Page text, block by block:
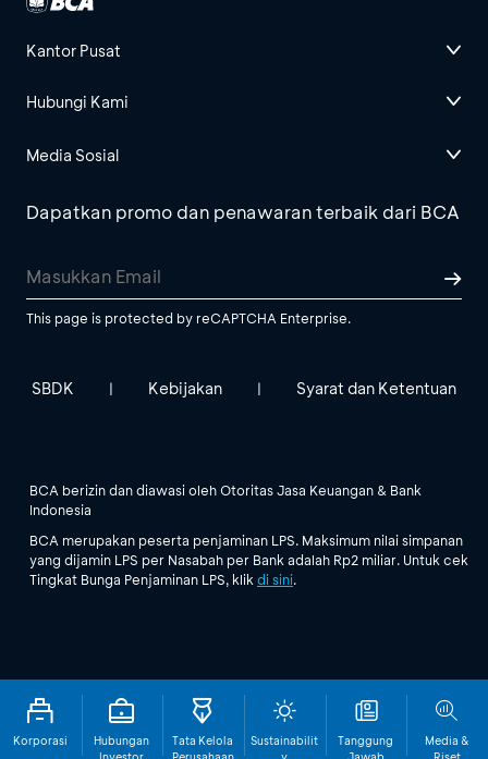
Korporasi
Hubungan
Tata Kelola
Sustainabilit
Tanggung
Media &
Kantor Pusat
Hubungi Kami
Media Sosial
Dapatkan promo dan penawaran terbaik dari BCA
This page is protected by reCAPTCHA Enterprise.
SBDK | Kebijakan | Syarat dan Ketentuan
BCA berizin dan diawasi oleh Otoritas Jasa Keuangan & Bank
Indonesia
BCA merupakan peserta penjaminan LPS. Maksimum nilai simpanan
yang dijamin LPS per Nasabah per Bank adalah Rp2 miliar. Untuk cek
Tingkat Bunga Penjaminan LPS, klik di sini.